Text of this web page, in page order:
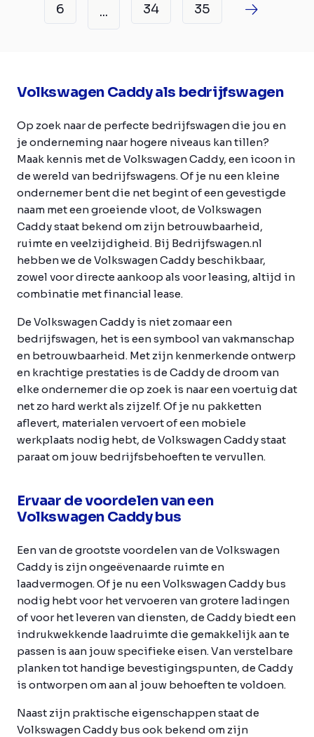
6 ... 34 35
Volkswagen Caddy als bedrijfswagen
Op zoek naar de perfecte bedrijfswagen die jou en
je onderneming naar hogere niveaus kan tillen?
Maak kennis met de Volkswagen Caddy, een icoon in
de wereld van bedrijfswagens. Of je nu een kleine
ondernemer bent die net begint of een gevestigde
naam met een groeiende vloot, de Volkswagen
Caddy staat bekend om zijn betrouwbaarheid,
ruimte en veelzijdigheid. Bij Bedrijfswagen.nl
hebben we de Volkswagen Caddy beschikbaar,
zowel voor directe aankoop als voor leasing, altijd in
combinatie met financial lease.
De Volkswagen Caddy is niet zomaar een
bedrijfswagen, het is een symbool van vakmanschap
en betrouwbaarheid. Met zijn kenmerkende ontwerp
en krachtige prestaties is de Caddy de droom van
elke ondernemer die op zoek is naar een voertuig dat
net zo hard werkt als zijzelf. Of je nu pakketten
aflevert, materialen vervoert of een mobiele
werkplaats nodig hebt, de Volkswagen Caddy staat
paraat om jouw bedrijfsbehoeften te vervullen.
Ervaar de voordelen van een
Volkswagen Caddy bus
Een van de grootste voordelen van de Volkswagen
Caddy is zijn ongeëvenaarde ruimte en
laadvermogen. Of je nu een Volkswagen Caddy bus
nodig hebt voor het vervoeren van grotere ladingen
of voor het leveren van diensten, de Caddy biedt een
indrukwekkende laadruimte die gemakkelijk aan te
passen is aan jouw specifieke eisen. Van verstelbare
planken tot handige bevestigingspunten, de Caddy
is ontworpen om aan al jouw behoeften te voldoen.
Naast zijn praktische eigenschappen staat de
Volkswagen Caddy bus ook bekend om zijn